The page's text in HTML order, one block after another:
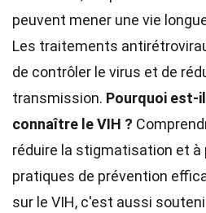
peuvent mener une vie
Les traitements
de contrôler le virus et de
transmission. Pourquoi est-
connaître le VIH ?
réduire la stigmatisation et à
pratiques de prévention
sur le VIH, c'est aussi